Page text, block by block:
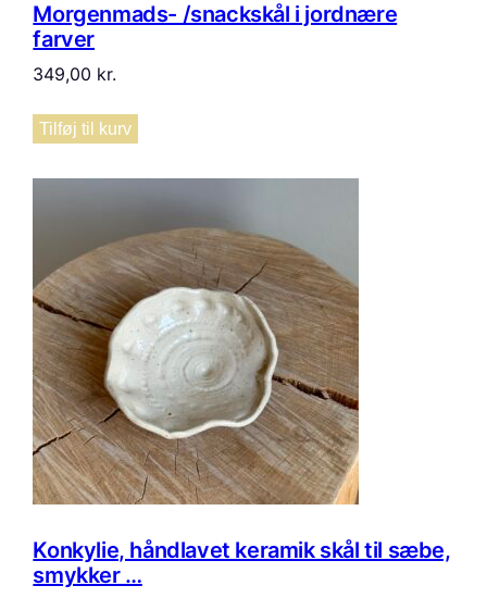
Morgenmads- /snackskål i jordnære
farver
349,00 kr.
Tilføj til kurv
Konkylie, håndlavet keramik skål til sæbe,
smykker …